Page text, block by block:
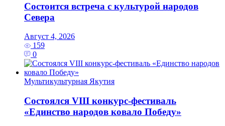
Состоится встреча с культурой народов
Севера
Август 4, 2026
159
0
Мультикультурная Якутия
Состоялся VIII конкурс-фестиваль
«Единство народов ковало Победу»